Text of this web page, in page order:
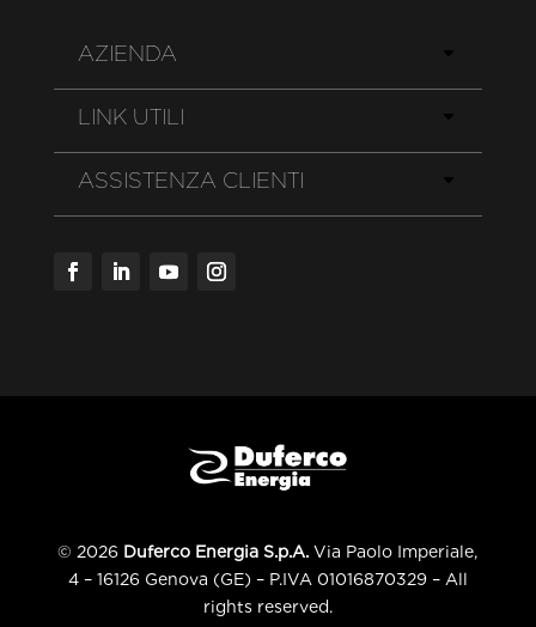
AZIENDA
LINK UTILI
ASSISTENZA CLIENTI
© 2026 Duferco Energia S.p.A. Via Paolo Imperiale,
4 – 16126 Genova (GE) – P.IVA 01016870329 – All
rights reserved.